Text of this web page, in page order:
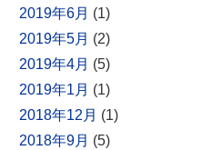
2019年6月 (1)
2019年5月 (2)
2019年4月 (5)
2019年1月 (1)
2018年12月 (1)
2018年9月 (5)